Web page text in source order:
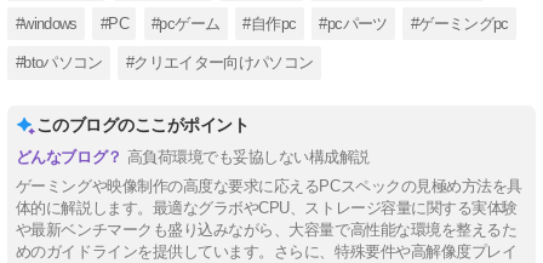
#windows #PC #pcゲーム #自作pc #pcパーツ #ゲーミングpc
#btoパソコン #クリエイター向けパソコン
このブログのここがポイント
高負荷環境でも妥協しない構成解説
ゲーミングや映像制作の高度な要求に応えるPCスペックの見極め方法を具
体的に解説します。最適なグラボやCPU、ストレージ容量に関する実体験
や最新ベンチマークも盛り込みながら、大容量で高性能な環境を整えるた
めのガイドラインを提供しています。さらに、特殊要件や高解像度プレイ